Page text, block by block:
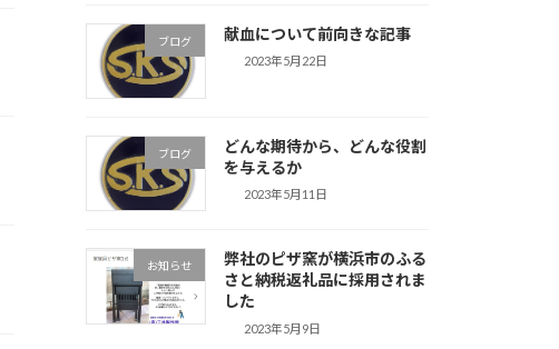
ブログ 献血について前向きな記事
2023年5月22日
ブログ
どんな期待から、どんな役割
を与えるか
2023年5月11日
お知らせ
弊社のピザ窯が横浜市のふる
さと納税返礼品に採用されま
した
2023年5月9日